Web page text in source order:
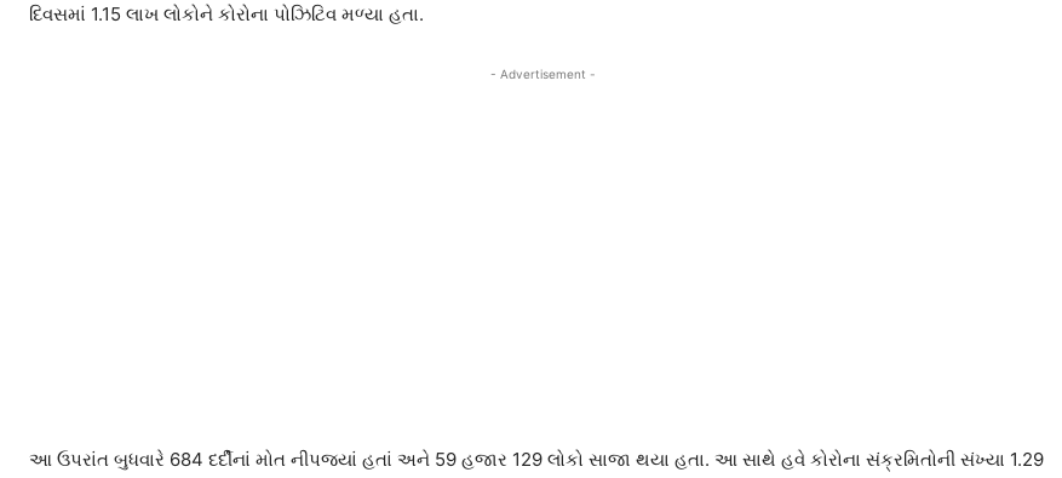
દિવસમાં 1.15 લાખ લોકોને કોરોના પોઝિટિવ મળ્યા હતા.
- Advertisement -
આ ઉપરાંત બુધવારે 684 દર્દીનાં મોત નીપજ્યાં હતાં અને 59 હજાર 129 લોકો સાજા થયા હતા. આ સાથે હવે કોરોના સંક્રમિતોની સંખ્યા 1.29